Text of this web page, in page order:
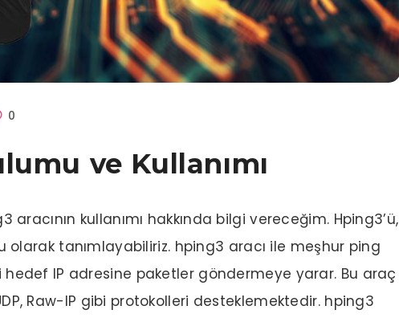
0
ve Kullanımı
aracının kullanımı hakkında bilgi vereceğim. Hping3’ü,
olarak tanımlayabiliriz. hping3 aracı ile meşhur ping
IP adresine paketler göndermeye yarar. Bu araç
Raw-IP gibi protokolleri desteklemektedir. hping3